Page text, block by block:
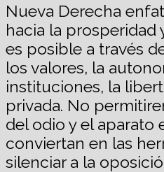
Nueva Derecha
hacia la prosperidad
es posible a través
los valores, la
instituciones, la
privada. No
del odio y el aparato
conviertan en las
silenciar a la